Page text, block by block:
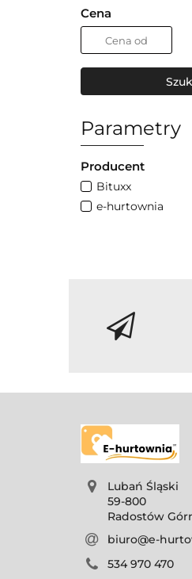
Cena
Parametry
Producent
Bituxx
e-hurtownia
Lubań Śląski
59-800
Radostów
biuro@e-
534 970 470